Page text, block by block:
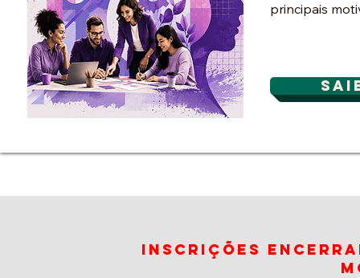
principais
experiências
equipes a
inscrições